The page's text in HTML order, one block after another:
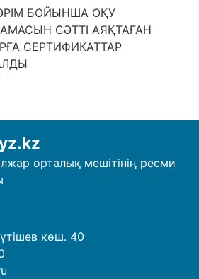
БОЙЫНША ОҚУ
СӘТТІ АЯҚТАҒАН
СЕРТИФИКАТТАР
орталық мешітінің ресми
көш. 40